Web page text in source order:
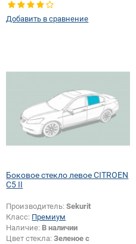
Добавить в сравнение
Боковое стекло левое CITROEN
C5 II
Производитель:Sekurit
Класс: Премиум
Наличие: В наличии
Цвет стекла:Зеленое с